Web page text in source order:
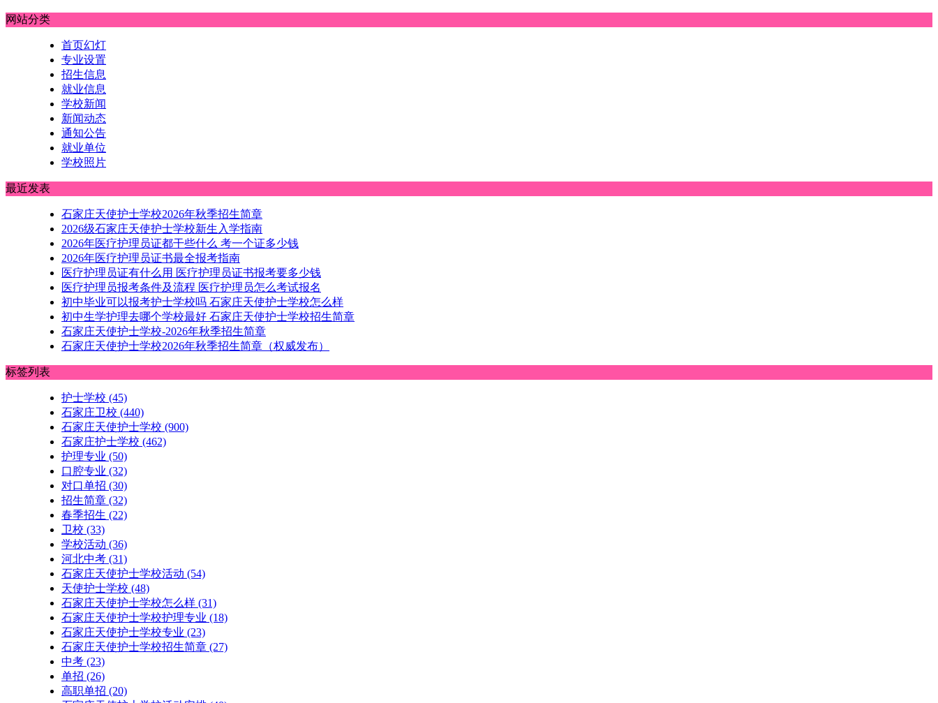
网站分类
首页幻灯
专业设置
招生信息
就业信息
学校新闻
新闻动态
通知公告
就业单位
学校照片
最近发表
石家庄天使护士学校2026年秋季招生简章
2026级石家庄天使护士学校新生入学指南
2026年医疗护理员证都干些什么 考一个证多少钱
2026年医疗护理员证书最全报考指南
医疗护理员证有什么用 医疗护理员证书报考要多少钱
医疗护理员报考条件及流程 医疗护理员怎么考试报名
初中毕业可以报考护士学校吗 石家庄天使护士学校怎么样
初中生学护理去哪个学校最好 石家庄天使护士学校招生简章
石家庄天使护士学校-2026年秋季招生简章
石家庄天使护士学校2026年秋季招生简章（权威发布）
标签列表
护士学校 (45)
石家庄卫校 (440)
石家庄天使护士学校 (900)
石家庄护士学校 (462)
护理专业 (50)
口腔专业 (32)
对口单招 (30)
招生简章 (32)
春季招生 (22)
卫校 (33)
学校活动 (36)
河北中考 (31)
石家庄天使护士学校活动 (54)
天使护士学校 (48)
石家庄天使护士学校怎么样 (31)
石家庄天使护士学校护理专业 (18)
石家庄天使护士学校专业 (23)
石家庄天使护士学校招生简章 (27)
中考 (23)
单招 (26)
高职单招 (20)